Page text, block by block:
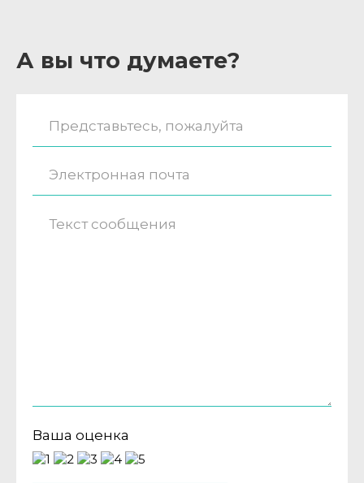
А вы что думаете?
Ваша оценка